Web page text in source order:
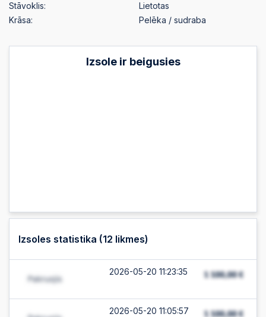
Stāvoklis:
Lietotas
Krāsa:
Pelēka / sudraba
Izsole ir beigusies
Izsoles statistika (12 likmes)
2026-05-20 11:23:35
2026-05-20 11:05:57